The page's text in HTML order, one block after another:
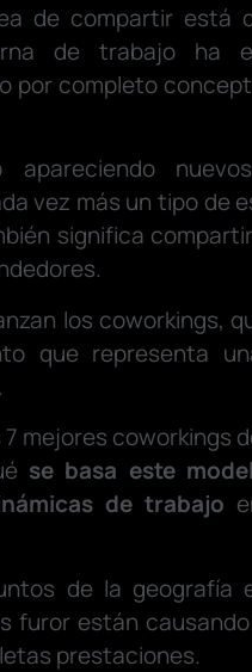
de compartir está
de trabajo ha
por completo
vez más un tipo de
significa
los coworkings,
que representa
mejores coworkings
se basa este
de trabajo
de la geografía
furor están
prestaciones.